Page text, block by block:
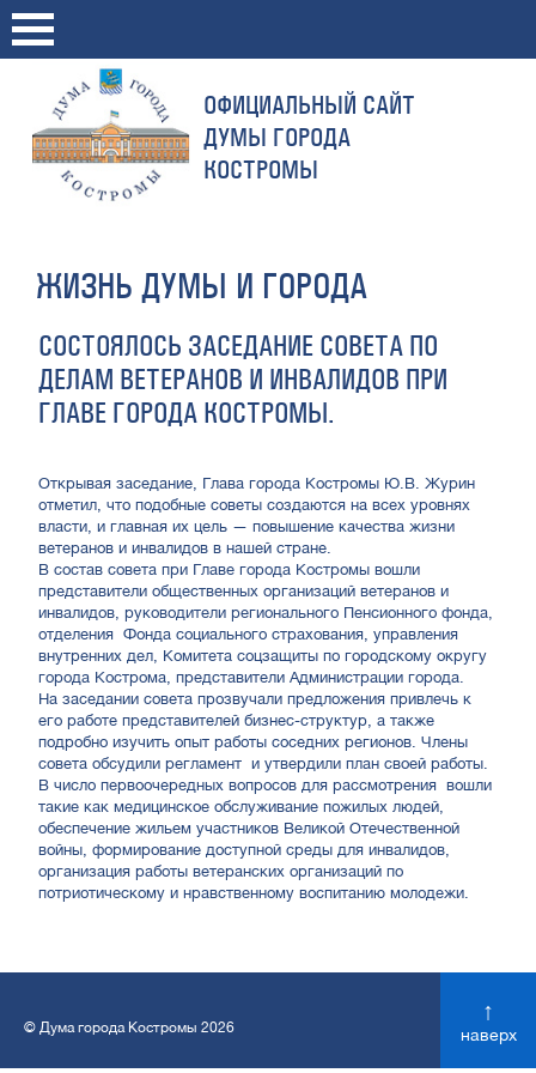
ОФИЦИАЛЬНЫЙ САЙТ
ДУМЫ ГОРОДА
КОСТРОМЫ
ЖИЗНЬ ДУМЫ И ГОРОДА
СОСТОЯЛОСЬ ЗАСЕДАНИЕ СОВЕТА ПО
ДЕЛАМ ВЕТЕРАНОВ И ИНВАЛИДОВ ПРИ
ГЛАВЕ ГОРОДА КОСТРОМЫ.
Открывая заседание, Глава города Костромы Ю.В. Журин
отметил, что подобные советы создаются на всех уровнях
власти, и главная их цель — повышение качества жизни
ветеранов и инвалидов в нашей стране.
В состав совета при Главе города Костромы вошли
представители общественных организаций ветеранов и
инвалидов, руководители регионального Пенсионного фонда,
отделения Фонда социального страхования, управления
внутренних дел, Комитета соцзащиты по городскому округу
города Кострома, представители Администрации города.
На заседании совета прозвучали предложения привлечь к
его работе представителей бизнес-структур, а также
подробно изучить опыт работы соседних регионов. Члены
совета обсудили регламент и утвердили план своей работы.
В число первоочередных вопросов для рассмотрения вошли
такие как медицинское обслуживание пожилых людей,
обеспечение жильем участников Великой Отечественной
войны, формирование доступной среды для инвалидов,
организация работы ветеранских организаций по
потриотическому и нравственному воспитанию молодежи.
© Дума города Костромы 2026
↑
наверх